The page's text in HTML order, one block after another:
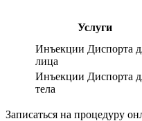
Услуги
Инъекции Диспорта
лица
Инъекции Диспорта
тела
Записаться на процедуру